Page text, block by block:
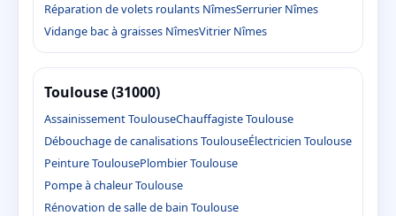
Réparation de volets roulants NîmesSerrurier Nîmes
Vidange bac à graisses NîmesVitrier Nîmes
Toulouse (31000)
Assainissement ToulouseChauffagiste Toulouse
Débouchage de canalisations ToulouseÉlectricien Toulouse
Peinture ToulousePlombier Toulouse
Pompe à chaleur Toulouse
Rénovation de salle de bain Toulouse